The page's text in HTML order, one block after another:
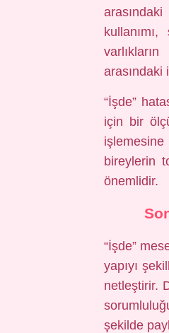
arasındaki
“İşde”
için bir
bireylerin
önemlidir.
“İşde”
yapıyı
netleştirir.
şekilde